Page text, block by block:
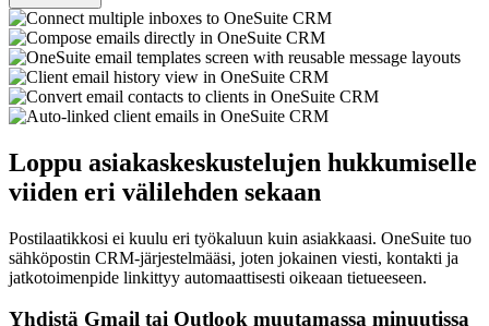
Loppu asiakaskeskustelujen hukkumiselle
viiden eri välilehden sekaan
Postilaatikkosi ei kuulu eri työkaluun kuin asiakkaasi. OneSuite tuo
sähköpostin CRM-järjestelmääsi, joten jokainen viesti, kontakti ja
jatkotoimenpide linkittyy automaattisesti oikeaan tietueeseen.
Yhdistä Gmail tai Outlook muutamassa minuutissa